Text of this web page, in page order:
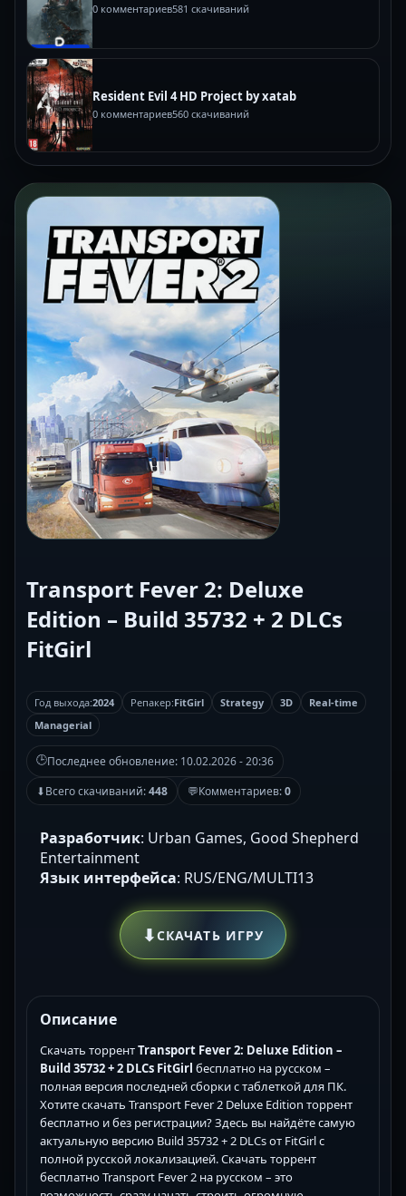
0 комментариев581 скачиваний
Resident Evil 4 HD Project by xatab
0 комментариев560 скачиваний
Transport Fever 2: Deluxe
Edition – Build 35732 + 2 DLCs
FitGirl
Год выхода:2024 Репакер:FitGirl Strategy 3D
Real-time
Managerial
🕒Последнее обновление: 10.02.2026 - 20:36
⬇Всего скачиваний:448 💬Комментариев:0
Разработчик: Urban Games, Good Shepherd
Entertainment
Язык интерфейса: RUS/ENG/MULTI13
⬇СКАЧАТЬ ИГРУ
Описание
Скачать торрентTransport Fever 2: Deluxe Edition –
Build 35732 + 2 DLCs FitGirl бесплатно на русском –
полная версия последней сборки с таблеткой для ПК.
Хотите скачать Transport Fever 2 Deluxe Edition торрент
бесплатно и без регистрации? Здесь вы найдёте самую
актуальную версию Build 35732 + 2 DLCs от FitGirl с
полной русской локализацией. Скачать торрент
бесплатно Transport Fever 2 на русском – это